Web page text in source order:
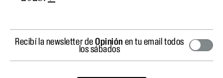
Recibí la newsletter deOpinión en tu email todos
los sábados